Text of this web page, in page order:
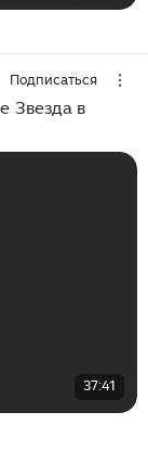
Подписаться
Звезда в
37:41